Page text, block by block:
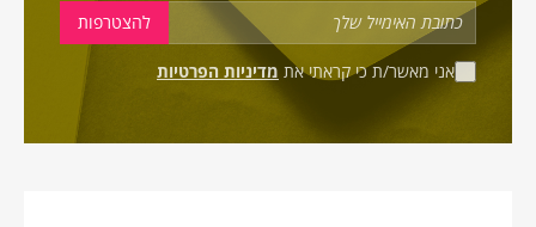
אני מאשר/ת כי קראתי את מדיניות הפרטיות